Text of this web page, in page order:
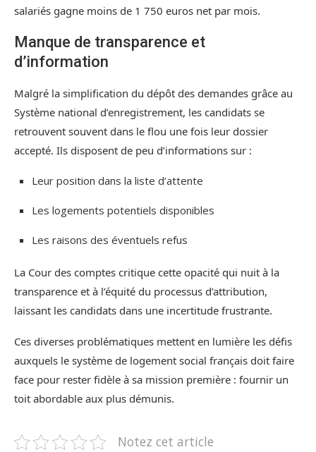
salariés gagne moins de 1 750 euros net par mois.
Manque de transparence et
d’information
Malgré la simplification du dépôt des demandes grâce au
Système national d’enregistrement, les candidats se
retrouvent souvent dans le flou une fois leur dossier
accepté. Ils disposent de peu d’informations sur :
Leur position dans la liste d’attente
Les logements potentiels disponibles
Les raisons des éventuels refus
La Cour des comptes critique cette opacité qui nuit à la
transparence et à l’équité du processus d’attribution,
laissant les candidats dans une incertitude frustrante.
Ces diverses problématiques mettent en lumière les défis
auxquels le système de logement social français doit faire
face pour rester fidèle à sa mission première : fournir un
toit abordable aux plus démunis.
Notez cet article